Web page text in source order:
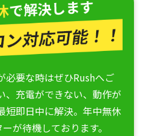
必要な時はぜひRushへご
、充電ができない、動作が
短即日中に解決。年中無休
が待機しております。